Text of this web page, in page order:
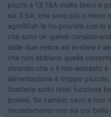
picchi a 13 18A molto brevi e
sui 3.5A, che sono più o meno
agm90ah le ho provate con lo
che sono ok quindi
delle due riesce ad avviare il
che non abbiano quella
dicendo che o il mio webasto
alimentazione è troppo
(batteria sotto rete) funziona
ipotesi. Se cambio cavo e non
riscaldamento non sia poi bello